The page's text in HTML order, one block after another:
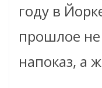
году в
прошлое
напоказ, а